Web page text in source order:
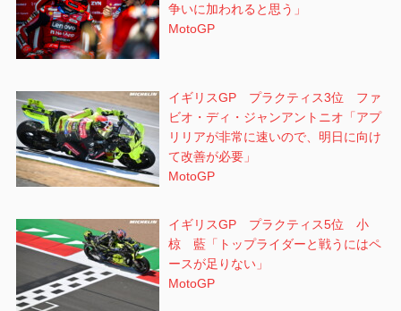
争いに加われると思う」
MotoGP
イギリスGP プラクティス3位 ファ
ビオ・ディ・ジャンアントニオ「アプ
リリアが非常に速いので、明日に向け
て改善が必要」
MotoGP
イギリスGP プラクティス5位 小
椋 藍「トップライダーと戦うにはペ
ースが足りない」
MotoGP